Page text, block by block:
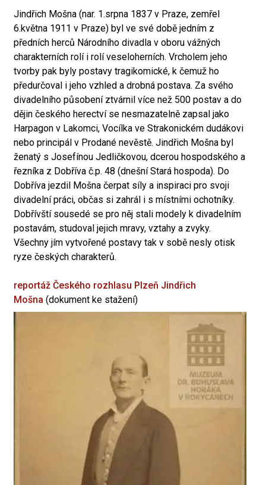
Jindřich Mošna (nar. 1.srpna 1837 v Praze, zemřel
6.května 1911 v Praze) byl ve své době jedním z
předních herců Národního divadla v oboru vážných
charakterních rolí i rolí veseloherních. Vrcholem jeho
tvorby pak byly postavy tragikomické, k čemuž ho
předurčoval i jeho vzhled a drobná postava. Za svého
divadelního působení ztvárnil více než 500 postav a do
dějin českého herectví se nesmazatelně zapsal jako
Harpagon v Lakomci, Vocílka ve Strakonickém dudákovi
nebo principál v Prodané nevěstě. Jindřich Mošna byl
ženatý s Josefínou Jedličkovou, dcerou hospodského a
řezníka z Dobříva č.p. 48 (dnešní Stará hospoda). Do
Dobříva jezdil Mošna čerpat síly a inspiraci pro svoji
divadelní práci, občas si zahrál i s místními ochotníky.
Dobřívští sousedé se pro něj stali modely k divadelním
postavám, studoval jejich mravy, vztahy a zvyky.
Všechny jím vytvořené postavy tak v sobě nesly otisk
ryze českých charakterů.
reportáž Českého rozhlasu Plzeň Jindřich
Mošna (dokument ke stažení)